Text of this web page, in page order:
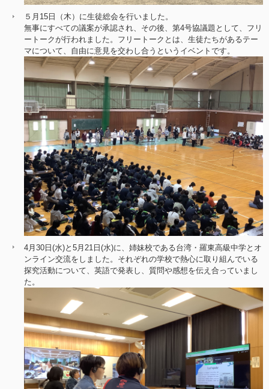
５月15日（木）に生徒総会を行いました。
無事にすべての議案が承認され、その後、第4号協議題として、フリ
ートークが行われました。フリートークとは、生徒たちがあるテー
マについて、自由に意見を交わし合うというイベントです。
4月30日(水)と5月21日(水)に、姉妹校である台湾・羅東高級中学とオ
ンライン交流をしました。それぞれの学校で熱心に取り組んでいる
探究活動について、英語で発表し、質問や感想を伝え合っていまし
た。